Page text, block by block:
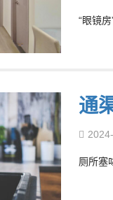
“眼镜
通
厕所塞